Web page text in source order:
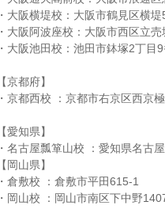
・大阪横堤校：大阪市鶴見区横
・大阪阿波座校：大阪市西区立
・大阪池田校：池田市鉢塚2丁目
【京都府】
・京都西校 ：京都市右京区西京
【愛知県】
・名古屋瓢箪山校 ：愛知県名古
【岡山県】
・倉敷校 ：倉敷市平田615-1
・岡山校 ：岡山市南区下中野